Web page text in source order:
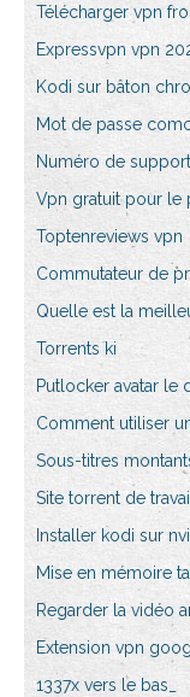
Télécharger vpn
Expressvpn vpn
Kodi sur bâton
Mot de passe
Numéro de
Vpn gratuit pour le
Toptenreviews vpn
Commutateur de
Quelle est la
Torrents ki
Putlocker avatar le
Comment utiliser
Sous-titres
Site torrent de travail
Installer kodi sur
Mise en mémoire
Regarder la vidéo
Extension vpn
1337x vers le bas_